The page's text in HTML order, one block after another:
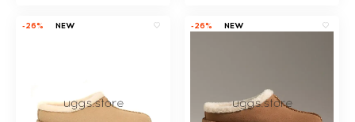
-26% NEW -26% NEW